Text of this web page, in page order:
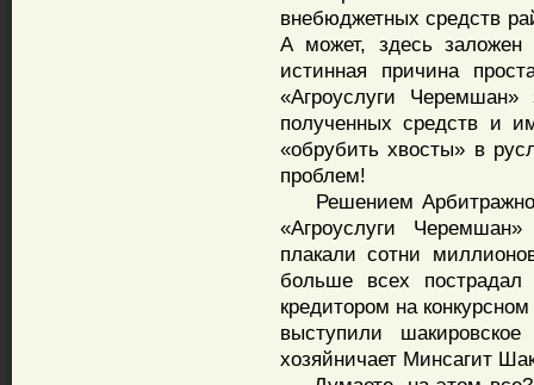
внебюджетных средств
А может, здесь заложен
истинная причина
«Агроуслуги Черемшан»
полученных средств и
«обрубить хвосты» в
проблем!
Решением
«Агроуслуги
плакали сотни
больше всех
кредитором на
выступили
хозяйничает Минсагит